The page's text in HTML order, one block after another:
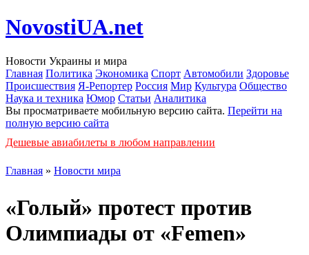
NovostiUA.net
Новости Украины и мира
Главная Политика Экономика Спорт Автомобили Здоровье
Происшествия Я-Репортер Россия Мир Культура Общество
Наука и техника Юмор Статьи Аналитика
Вы просматриваете мобильную версию сайта. Перейти на
полную версию сайта
Дешевые авиабилеты в любом направлении
Главная » Новости мира
«Голый» протест против
Олимпиады от «Femen»